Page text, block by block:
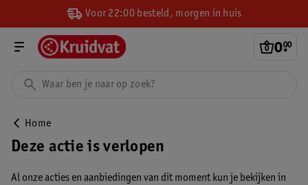
Voor 22:00 besteld, morgen in huis
0.
00
Home
Deze actie is verlopen
Al onze acties en aanbiedingen van dit moment kun je bekijken in